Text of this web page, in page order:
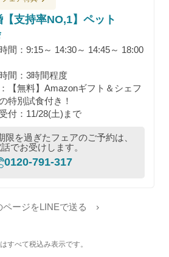
支持率NO,1】ペット
間：9:15～ 14:30～ 14:45～ 18:00
間：3時間程度
【無料】Amazonギフト＆シェフ
特別試食付き！
付：11/28(土)まで
限を過ぎたフェアのご予約は、
でお受けします。
0120-791-317
ページをLINEで送る
すべて税込み表示です。